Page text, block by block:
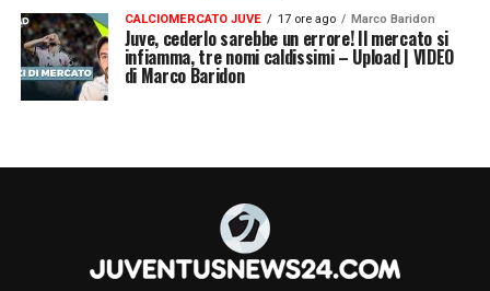
CALCIOMERCATO JUVE 17 ore ago Marco Baridon
Juve, cederlo sarebbe un errore! Il mercato si
infiamma, tre nomi caldissimi – Upload | VIDEO
di Marco Baridon